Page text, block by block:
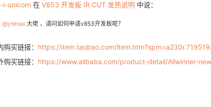
i-unicorn 在 V853 开发板 IR CUT 发热说明 中说：
@yteraa 大佬 ，请问如何申请v853开发板呢？
购买链接： https://item.taobao.com/
购买链接： https://www.alibaba.com/product-detail/Allwinner-